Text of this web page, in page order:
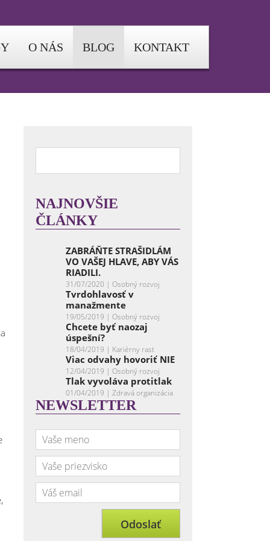
O NÁS BLOG KONTAKT
NAJNOVŠIE
ČLÁNKY
ZABRÁŇTE STRAŠIDLÁM
VO VAŠEJ HLAVE, ABY VÁS
RIADILI.
31/07/2020 | Osobný rozvoj
Tvrdohlavosť v
manažmente
19/05/2019 | Osobný rozvoj
Chcete byť naozaj
úspešní?
18/04/2019 | Kariérny rast
Viac odvahy hovoriť NIE
12/04/2019 | Osobný rozvoj
Tlak vyvoláva protitlak
01/04/2019 | Zdravá organizácia
NEWSLETTER